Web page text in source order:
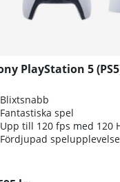
PlayStation 5
spel
till 120 fps med 120